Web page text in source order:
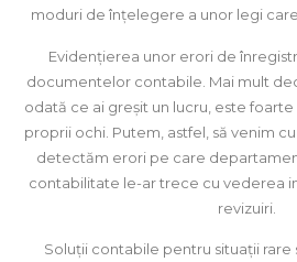
moduri de înțelegere a unor legi
Evidențierea unor erori de
documentelor contabile. Mai mult
odată ce ai greșit un lucru, este
proprii ochi. Putem, astfel, să venim
detectăm erori pe care
contabilitate le-ar trece cu vederea
revizuiri.
Soluții contabile pentru situații rare